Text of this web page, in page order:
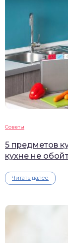
Советы
5 предметов
кухне не
Читать далее